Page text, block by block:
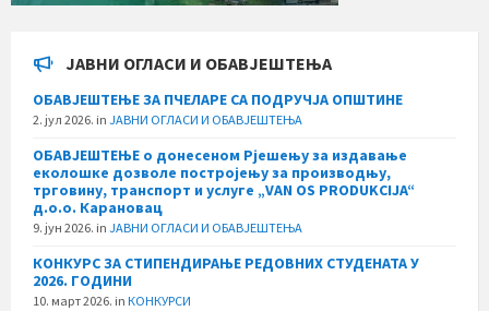
ЈАВНИ ОГЛАСИ И ОБАВЈЕШТЕЊА
ОБАВЈЕШТЕЊЕ ЗА ПЧЕЛАРЕ СА ПОДРУЧЈА ОПШТИНЕ
2. јул 2026. in ЈАВНИ ОГЛАСИ И ОБАВЈЕШТЕЊА
ОБАВЈЕШТЕЊЕ о донесеном Рјешењу за издавање
еколошке дозволе постројењу за производњу,
трговину, транспорт и услуге „VAN OS PRODUKCIJA“
д.о.о. Карановац
9. јун 2026. in ЈАВНИ ОГЛАСИ И ОБАВЈЕШТЕЊА
КОНКУРС ЗА СТИПЕНДИРАЊЕ РЕДОВНИХ СТУДЕНАТА У
2026. ГОДИНИ
10. март 2026. in КОНКУРСИ